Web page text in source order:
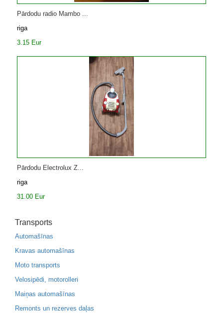
Pārdodu radio Mambo ...
riga
3.15 Eur
Pārdodu Electrolux Z...
riga
31.00 Eur
Transports
Automašīnas
Kravas automašīnas
Moto transports
Velosipēdi, motorolleri
Maiņas automašīnas
Remonts un rezerves daļas